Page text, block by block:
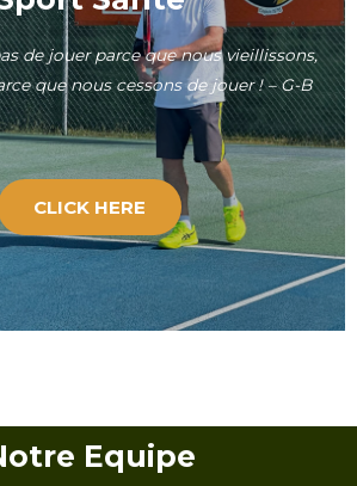
de jouer parce que nous vieillissons,
que nous cessons de jouer ! – G-B
CLICK HERE
Equipe